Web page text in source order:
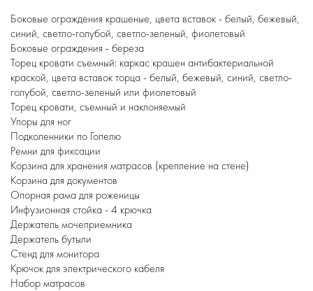
Боковые ограждения крашеные, цвета вставок - белый, бежевый,
синий, светло-голубой, светло-зеленый, фиолетовый
Боковые ограждения - береза
Торец кровати съемный: каркас крашен антибактериальной
краской, цвета вставок торца - белый, бежевый, синий, светло-
голубой, светло-зеленый или фиолетовый
Торец кровати, съемный и наклоняемый
Упоры для ног
Подколенники по Гопелю
Ремни для фиксации
Корзина для хранения матрасов (крепление на стене)
Корзина для документов
Опорная рама для роженицы
Инфузионная стойка - 4 крючка
Держатель мочеприемника
Держатель бутыли
Стенд для монитора
Крючок для электрического кабеля
Набор матрасов